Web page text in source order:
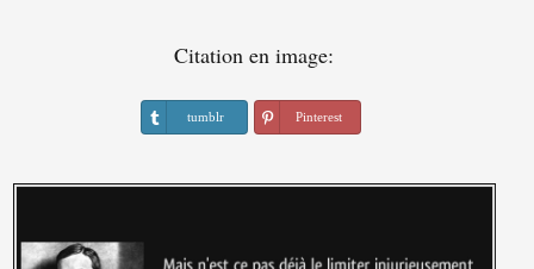
Citation en image:
tumblr Pinterest